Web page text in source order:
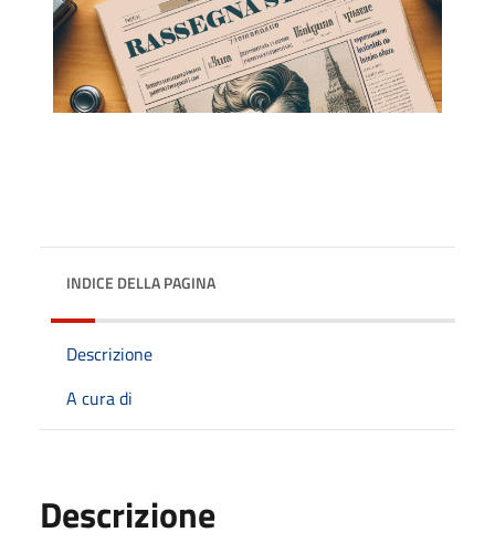
INDICE DELLA PAGINA
Descrizione
A cura di
Descrizione